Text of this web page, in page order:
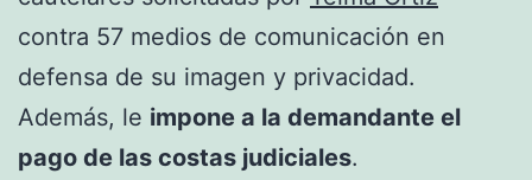
contra 57 medios de comunicación en
defensa de su imagen y privacidad.
Además, le impone a la demandante el
pago de las costas judiciales.